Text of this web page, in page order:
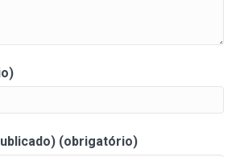
(obrigatório)